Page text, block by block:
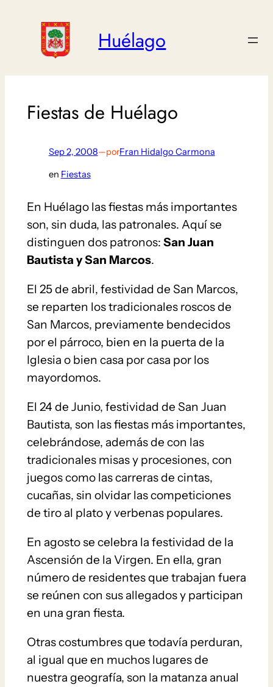
contenido
Huélago
Fiestas de Huélago
Sep 2, 2008—porFran Hidalgo Carmona
en Fiestas
En Huélago las fiestas más importantes
son, sin duda, las patronales. Aquí se
distinguen dos patronos: San Juan
Bautista y San Marcos.
El 25 de abril, festividad de San Marcos,
se reparten los tradicionales roscos de
San Marcos, previamente bendecidos
por el párroco, bien en la puerta de la
Iglesia o bien casa por casa por los
mayordomos.
El 24 de Junio, festividad de San Juan
Bautista, son las fiestas más importantes,
celebrándose, además de con las
tradicionales misas y procesiones, con
juegos como las carreras de cintas,
cucañas, sin olvidar las competiciones
de tiro al plato y verbenas populares.
En agosto se celebra la festividad de la
Ascensión de la Virgen. En ella, gran
número de residentes que trabajan fuera
se reúnen con sus allegados y participan
en una gran fiesta.
Otras costumbres que todavía perduran,
al igual que en muchos lugares de
nuestra geografía, son la matanza anual